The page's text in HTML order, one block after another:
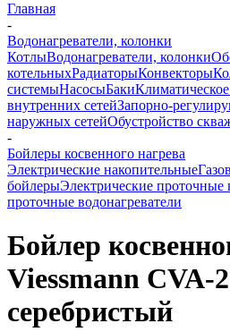
Главная
-
Водонагреватели, колонки
КотлыВодонагреватели, колонки
котельныхРадиаторыКонвекторы
системыНасосыБаки
внутренних сетейЗапорно-
наружных сетейОбустройство
-
Бойлеры косвенного нагрева
Электрические накопительные
бойлерыЭлектрические проточные
проточные водонагреватели
Бойлер
Viessmann CVA-
серебристый